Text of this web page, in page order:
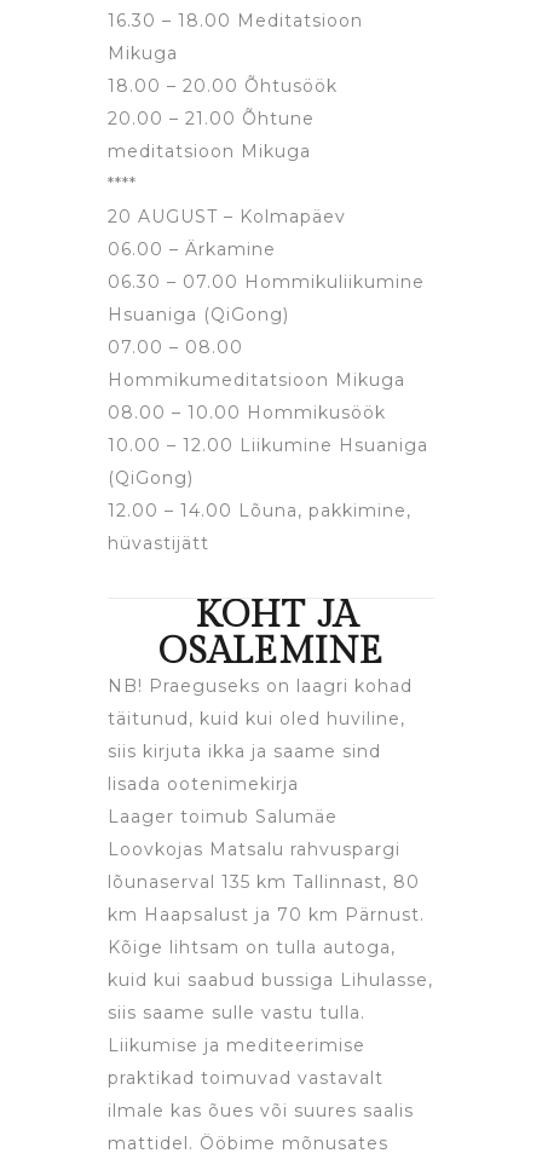
16.30 – 18.00 Meditatsioon
Mikuga
18.00 – 20.00 Õhtusöök
20.00 – 21.00 Õhtune
meditatsioon Mikuga
****
20 AUGUST – Kolmapäev
06.00 – Ärkamine
06.30 – 07.00 Hommikuliikumine
Hsuaniga (QiGong)
07.00 – 08.00
Hommikumeditatsioon Mikuga
08.00 – 10.00 Hommikusöök
10.00 – 12.00 Liikumine Hsuaniga
(QiGong)
12.00 – 14.00 Lõuna, pakkimine,
hüvastijätt
KOHT JA
OSALEMINE
NB! Praeguseks on laagri kohad
täitunud, kuid kui oled huviline,
siis kirjuta ikka ja saame sind
lisada ootenimekirja
Laager toimub Salumäe
Loovkojas Matsalu rahvuspargi
lõunaserval 135 km Tallinnast, 80
km Haapsalust ja 70 km Pärnust.
Kõige lihtsam on tulla autoga,
kuid kui saabud bussiga Lihulasse,
siis saame sulle vastu tulla.
Liikumise ja mediteerimise
praktikad toimuvad vastavalt
ilmale kas õues või suures saalis
mattidel. Ööbime mõnusates